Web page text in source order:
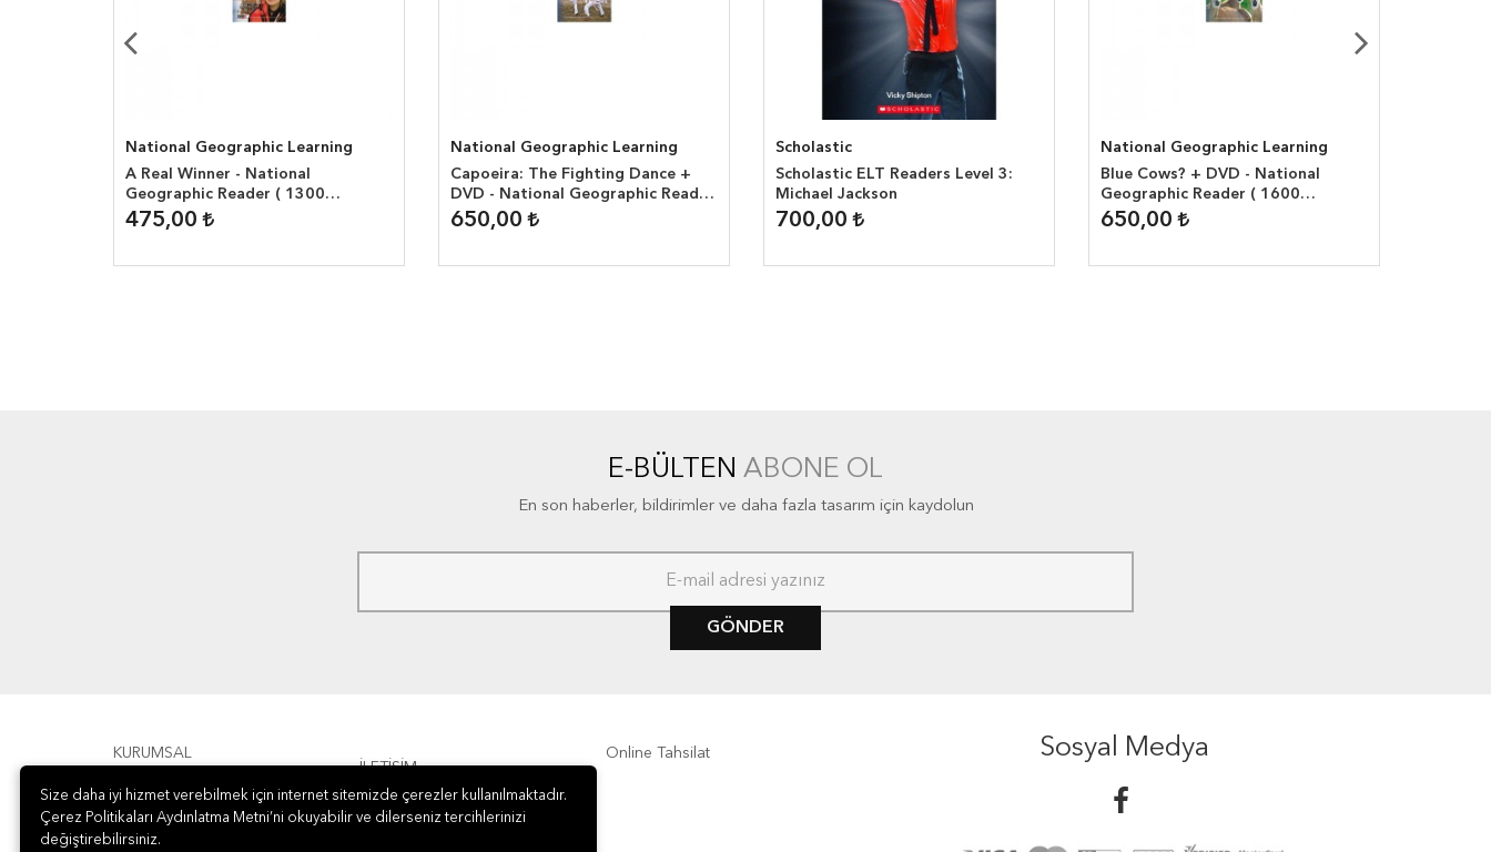
National Geographic Learning
A Real Winner - National
Geographic Reader ( 1300
headwords )
475,00
National Geographic Learning
Capoeira: The Fighting Dance +
DVD - National Geographic Reader
( 1600 headwords )
650,00
Scholastic
Scholastic ELT Readers Level 3:
Michael Jackson
700,00
National Geographic Learning
Blue Cows? + DVD - National
Geographic Reader ( 1600
headwords )
650,00
E-BÜLTEN ABONE OL
En son haberler, bildirimler ve daha fazla tasarım için kaydolun
GÖNDER
KURUMSAL
ÖDEME
İLETİŞİM
Online Tahsilat Sosyal Medya
Size daha iyi hizmet verebilmek için internet sitemizde çerezler kullanılmaktadır.
Çerez Politikaları Aydınlatma Metni’ni okuyabilir ve dilerseniz tercihlerinizi
değiştirebilirsiniz.